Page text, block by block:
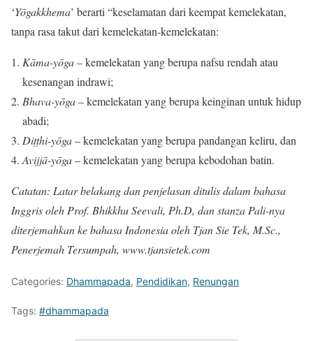
‘Yōgakkhema’ berarti “keselamatan dari keempat kemelekatan,
tanpa rasa takut dari kemelekatan-kemelekatan:
Kāma-yōga– kemelekatan yang berupa nafsu rendah atau
kesenangan indrawi;
Bhava-yōga– kemelekatan yang berupa keinginan untuk hidup
abadi;
Diṭṭhi-yōga– kemelekatan yang berupa pandangan keliru, dan
Avijjā-yōga– kemelekatan yang berupa kebodohan batin.
Catatan: Latar belakang dan penjelasan ditulis dalam bahasa
Inggris oleh Prof. Bhikkhu Seevali, Ph.D, dan stanza Pali-nya
diterjemahkan ke bahasa Indonesia oleh Tjan Sie Tek, M.Sc.,
Penerjemah Tersumpah, www.tjansietek.com
Categories: Dhammapada, Pendidikan, Renungan
Tags: #dhammapada